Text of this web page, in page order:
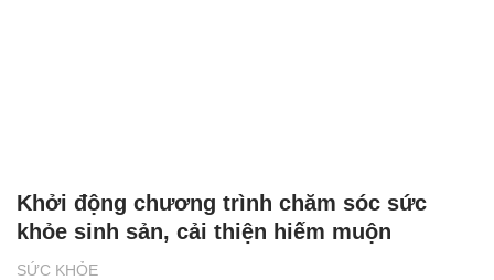
SỨC KHỎE
Khởi động chương trình chăm sóc sức
khỏe sinh sản, cải thiện hiếm muộn